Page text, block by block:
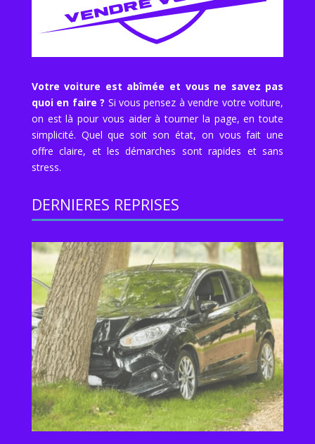
Votre voiture est abîmée et vous ne savez pas
quoi en faire ? Si vous pensez à vendre votre voiture,
on est là pour vous aider à tourner la page, en toute
simplicité. Quel que soit son état, on vous fait une
offre claire, et les démarches sont rapides et sans
stress.
DERNIERES REPRISES